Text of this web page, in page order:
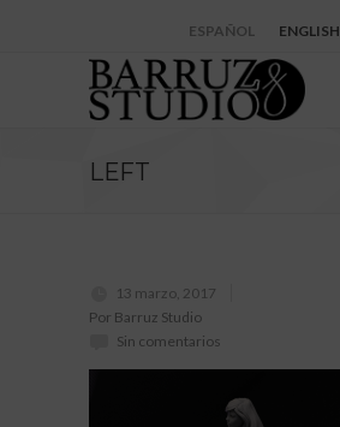
ESPAÑOL ENGLISH
LEFT
13 marzo, 2017
Por Barruz Studio
Sin comentarios